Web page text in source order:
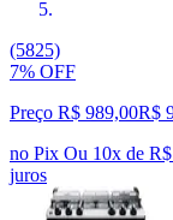
(5825)
7% OFF
Preço R$ 989,00R$
no Pix Ou 10x de
juros